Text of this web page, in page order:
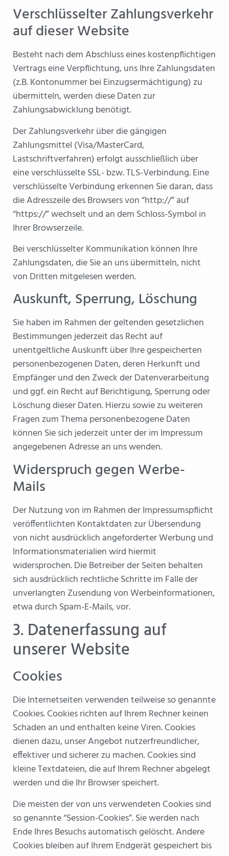
Verschlüsselter Zahlungsverkehr
auf dieser Website
Besteht nach dem Abschluss eines kostenpflichtigen
Vertrags eine Verpflichtung, uns Ihre Zahlungsdaten
(z.B. Kontonummer bei Einzugsermächtigung) zu
übermitteln, werden diese Daten zur
Zahlungsabwicklung benötigt.
Der Zahlungsverkehr über die gängigen
Zahlungsmittel (Visa/MasterCard,
Lastschriftverfahren) erfolgt ausschließlich über
eine verschlüsselte SSL- bzw. TLS-Verbindung. Eine
verschlüsselte Verbindung erkennen Sie daran, dass
die Adresszeile des Browsers von “http://” auf
“https://” wechselt und an dem Schloss-Symbol in
Ihrer Browserzeile.
Bei verschlüsselter Kommunikation können Ihre
Zahlungsdaten, die Sie an uns übermitteln, nicht
von Dritten mitgelesen werden.
Auskunft, Sperrung, Löschung
Sie haben im Rahmen der geltenden gesetzlichen
Bestimmungen jederzeit das Recht auf
unentgeltliche Auskunft über Ihre gespeicherten
personenbezogenen Daten, deren Herkunft und
Empfänger und den Zweck der Datenverarbeitung
und ggf. ein Recht auf Berichtigung, Sperrung oder
Löschung dieser Daten. Hierzu sowie zu weiteren
Fragen zum Thema personenbezogene Daten
können Sie sich jederzeit unter der im Impressum
angegebenen Adresse an uns wenden.
Widerspruch gegen Werbe-
Mails
Der Nutzung von im Rahmen der Impressumspflicht
veröffentlichten Kontaktdaten zur Übersendung
von nicht ausdrücklich angeforderter Werbung und
Informationsmaterialien wird hiermit
widersprochen. Die Betreiber der Seiten behalten
sich ausdrücklich rechtliche Schritte im Falle der
unverlangten Zusendung von Werbeinformationen,
etwa durch Spam-E-Mails, vor.
3. Datenerfassung auf
unserer Website
Cookies
Die Internetseiten verwenden teilweise so genannte
Cookies. Cookies richten auf Ihrem Rechner keinen
Schaden an und enthalten keine Viren. Cookies
dienen dazu, unser Angebot nutzerfreundlicher,
effektiver und sicherer zu machen. Cookies sind
kleine Textdateien, die auf Ihrem Rechner abgelegt
werden und die Ihr Browser speichert.
Die meisten der von uns verwendeten Cookies sind
so genannte “Session-Cookies”. Sie werden nach
Ende Ihres Besuchs automatisch gelöscht. Andere
Cookies bleiben auf Ihrem Endgerät gespeichert bis